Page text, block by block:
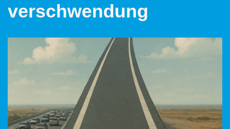
verschwendung